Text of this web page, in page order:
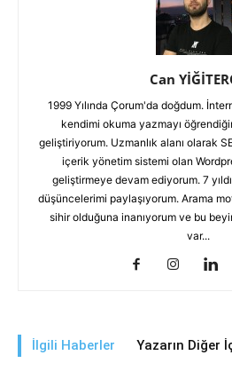
Can
1999 Yılında Çorum'da doğdum.
kendimi okuma yazmayı
geliştiriyorum. Uzmanlık alanı olarak
içerik yönetim sistemi olan
geliştirmeye devam ediyorum. 7
düşüncelerimi paylaşıyorum. Arama
sihir olduğuna inanıyorum ve bu
var...
İlgili Haberler Yazarın Diğer